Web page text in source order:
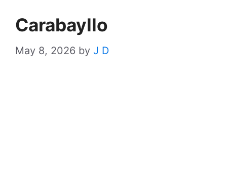
Carabayllo
May 8, 2026 by J D